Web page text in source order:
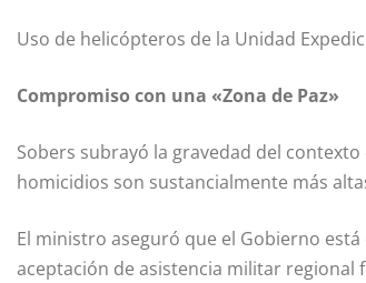
Uso de helicópteros de la Unidad
Compromiso con una «Zona de Paz»
Sobers subrayó la gravedad del
homicidios son sustancialmente más
El ministro aseguró que el Gobierno
aceptación de asistencia militar regional